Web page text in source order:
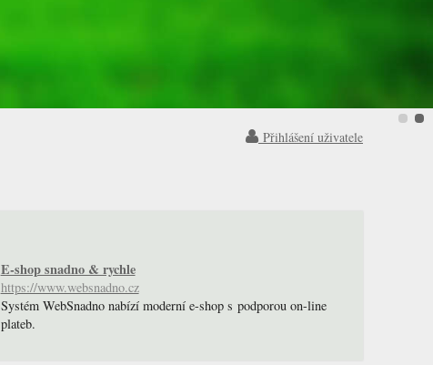
Přihlášení uživatele
E-shop snadno & rychle
https://www.websnadno.cz
Systém WebSnadno nabízí moderní e-shop s podporou on-line
plateb.